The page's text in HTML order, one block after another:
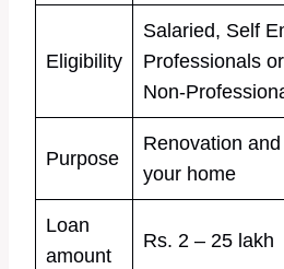
Eligibility
Salaried, Self
Professionals
Non-
Purpose
Renovation
your home
Loan
amount
Rs. 2 – 25 lakh